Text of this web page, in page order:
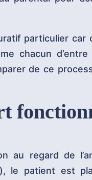
particulier car
chacun
de ce
au regard de
le patient est